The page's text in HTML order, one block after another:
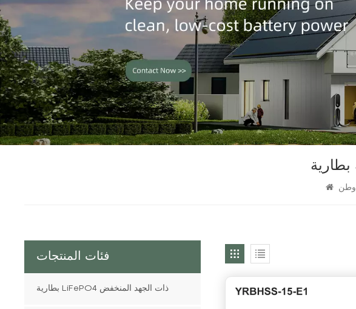
وطن
فئات المنتجات
بطارية LiFePO4 ذات الجهد المنخفض